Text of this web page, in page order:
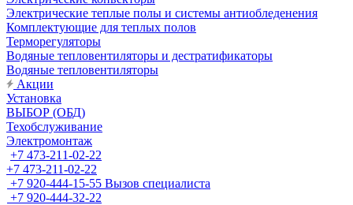
Электрические теплые полы и системы антиобледенения
Комплектующие для теплых полов
Терморегуляторы
Водяные тепловентиляторы и дестратификаторы
Водяные тепловентиляторы
Акции
Установка
ВЫБОР (ОБД)
Техобслуживание
Электромонтаж
+7 473-211-02-22
+7 473-211-02-22
+7 920-444-15-55 Вызов специалиста
+7 920-444-32-22